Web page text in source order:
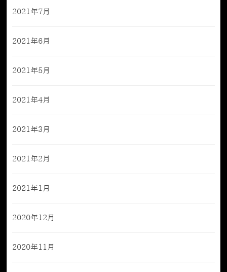
2021年7月
2021年6月
2021年5月
2021年4月
2021年3月
2021年2月
2021年1月
2020年12月
2020年11月